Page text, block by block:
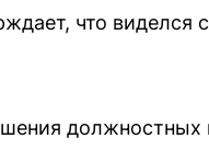
что виделся
должностных